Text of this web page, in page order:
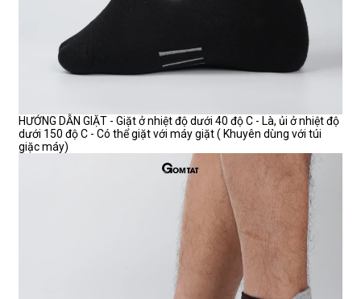
HƯỚNG DẪN GIẶT - Giặt ở nhiệt độ dưới 40 độ C - Là, ủi ở nhiệt độ
dưới 150 độ C - Có thể giặt với máy giặt ( Khuyên dùng với túi
giặc máy)